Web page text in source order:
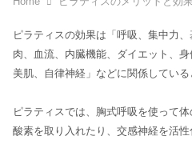
ピラティスの効果は「呼吸、集中力
肉、血流、内臓機能、ダイエット、
美肌、自律神経」などに関係している
ピラティスでは、胸式呼吸を使って
酸素を取り入れたり、交感神経を活性